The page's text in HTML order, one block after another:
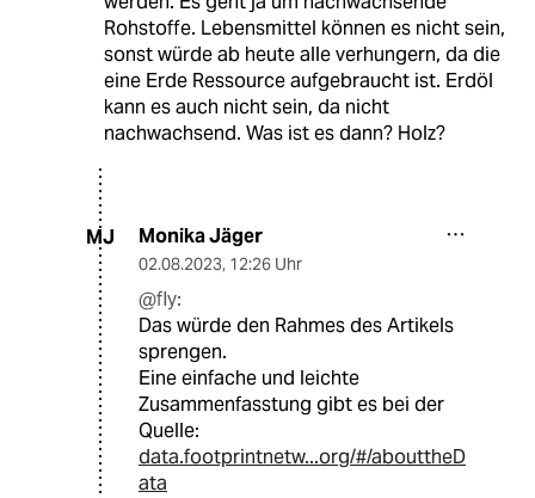
Rohstoffe. Lebensmittel können es nicht sein,
sonst würde ab heute alle verhungern, da die
eine Erde Ressource aufgebraucht ist. Erdöl
kann es auch nicht sein, da nicht
nachwachsend. Was ist es dann? Holz?
MJ Monika Jäger
02.08.2023, 12:26 Uhr
@fly:
Das würde den Rahmes des Artikels
sprengen.
Eine einfache und leichte
Zusammenfasstung gibt es bei der
Quelle:
data.footprintnetw...org/#/abouttheD
ata